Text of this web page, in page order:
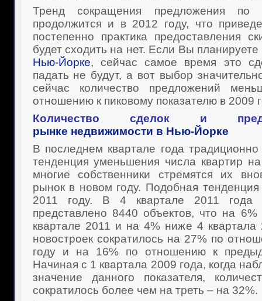
Тренд сокращения предложения по
продолжится и в 2012 году, что
постепенно практика предоставления
будет сходить на нет. Если Вы планируете
Нью-Йорке, сейчас самое время это
падать не будут, а вот выбор
сейчас количество предложений
отношению к пиковому показателю в 2009
Количество сделок и
рынке недвижимости в Нью-Йорке
В последнем квартале года традиционно
тенденция уменьшения числа квартир
многие собственники стремятся их
рынок в новом году. Подобная
2011 году. В 4 квартале 2011
представлено 8440 объектов, что на
квартале 2011 и на 4% ниже 4 квартала
новостроек сократилось на 27% по
году и на 16% по отношению к
Начиная с 1 квартала 2009 года, когда
значение данного показателя,
сократилось более чем на треть – на 32%.